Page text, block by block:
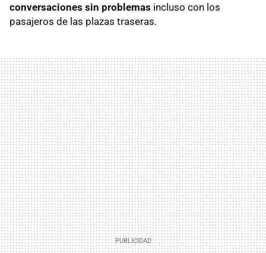
conversaciones sin problemas incluso con los
pasajeros de las plazas traseras.